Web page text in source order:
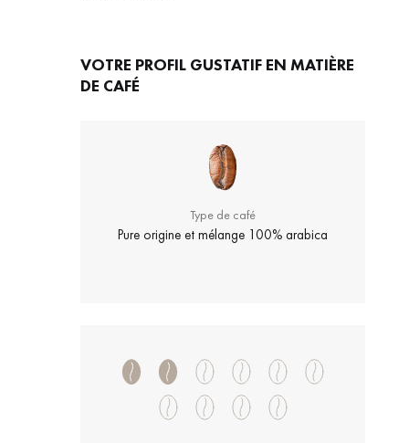
VOTRE PROFIL GUSTATIF EN MATIÈRE
DE CAFÉ
Type de café
Pure origine et mélange 100% arabica